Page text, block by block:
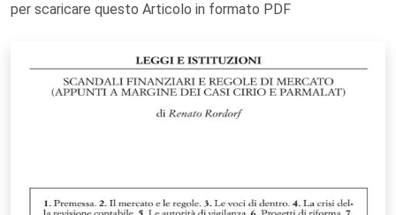
per scaricare questo Articolo in formato PDF